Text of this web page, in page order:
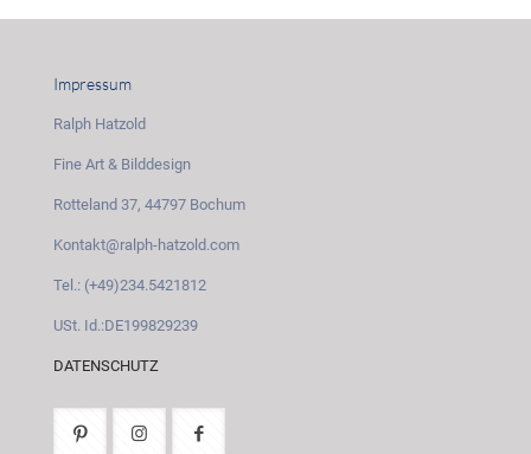
Impressum
Ralph Hatzold
Fine Art & Bilddesign
Rotteland 37, 44797 Bochum
Kontakt@ralph-hatzold.com
Tel.: (+49)234.5421812
USt. Id.:DE199829239
DATENSCHUTZ